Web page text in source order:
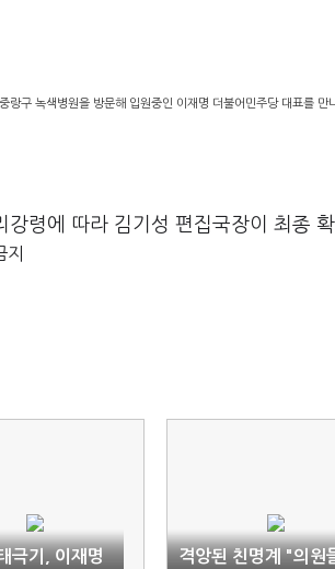
랑구 녹색병원을 방문해 입원중인 이재명 더불어민주당 대표를
령에 따라 김기성 편집국장이 최종 확
극기, 이재명
격앙된 친명계 "의원